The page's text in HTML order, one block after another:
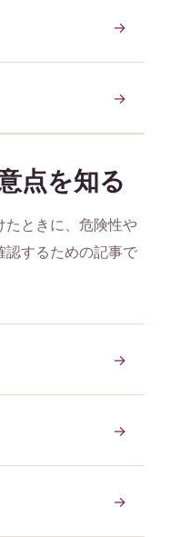
→
→
点を知る
たときに、危険性や
認するための記事で
→
→
→